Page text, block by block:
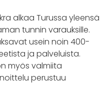
alkaa Turussa yleensä
tunnin varauksille.
usein noin 400-
ja palveluista.
myös valmiita
perustuu